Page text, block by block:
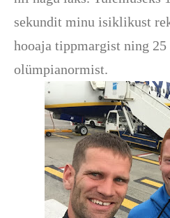
sekundit minu isiklikust
hooaja tippmargist ning 25
olümpianormist.